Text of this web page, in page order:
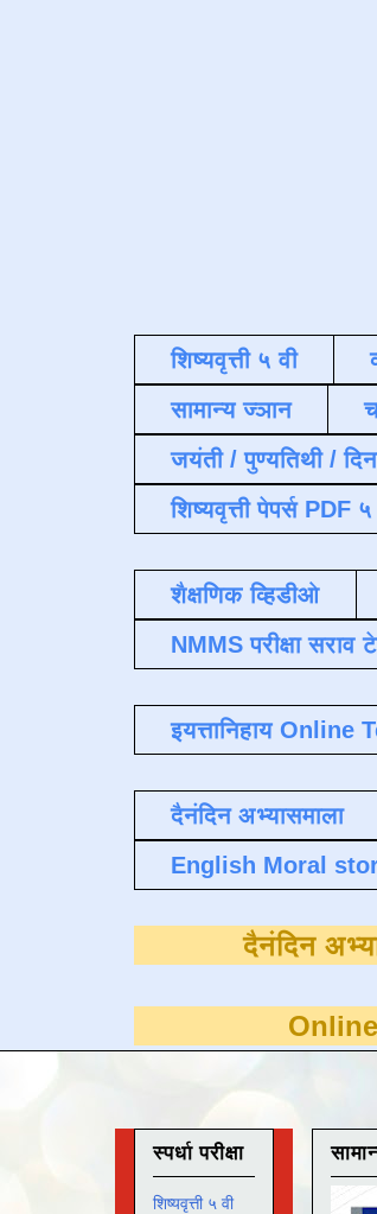
शिष्यवृत्ती ५ वी
सामान्य ज्ञान
जयंती / पुण्यतिथी /
शिष्यवृत्ती पेपर्स PDF
शैक्षणिक व्हिडीओ
NMMS परीक्षा सराव
इयत्तानिहाय Online
दैनंदिन अभ्यासमाला
English Moral
Online अभ्यास
स्पर्धा परीक्षा
शिष्यवृत्ती ५ वी